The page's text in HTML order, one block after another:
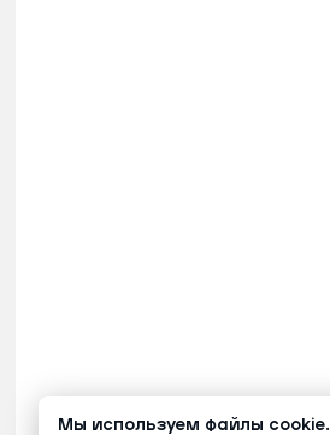
Мы используем файлы cookie.